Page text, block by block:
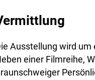
Ausstellung wird
einer Filmreihe,